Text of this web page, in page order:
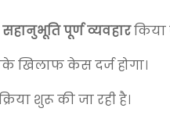
सहानुभूति पूर्ण व्यवहारकिया
खिलाफ केस दर्ज होगा।
शुरू की जा रही है।